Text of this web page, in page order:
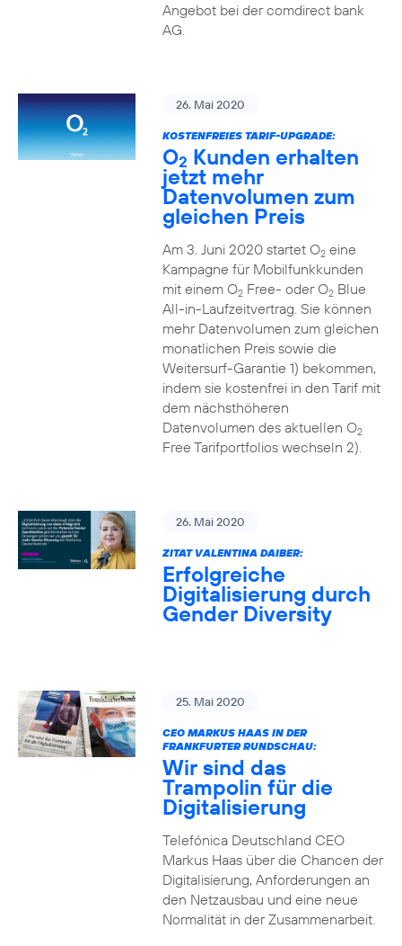
Angebot bei der comdirect bank
AG.
26. Mai 2020
KOSTENFREIES TARIF-UPGRADE:
O2 Kunden erhalten
jetzt mehr
Datenvolumen zum
gleichen Preis
Am 3. Juni 2020 startet O2eine
Kampagne für Mobilfunkkunden
mit einem O2Free- oder O2Blue
All-in-Laufzeitvertrag. Sie können
mehr Datenvolumen zum gleichen
monatlichen Preis sowie die
Weitersurf-Garantie 1) bekommen,
indem sie kostenfrei in den Tarif mit
dem nächsthöheren
Datenvolumen des aktuellen O2
Free Tarifportfolios wechseln 2).
26. Mai 2020
ZITAT VALENTINA DAIBER:
Erfolgreiche
Digitalisierung durch
Gender Diversity
25. Mai 2020
CEO MARKUS HAAS IN DER
FRANKFURTER RUNDSCHAU:
Wir sind das
Trampolin für die
Digitalisierung
Telefónica Deutschland CEO
Markus Haas über die Chancen der
Digitalisierung, Anforderungen an
den Netzausbau und eine neue
Normalität in der Zusammenarbeit.